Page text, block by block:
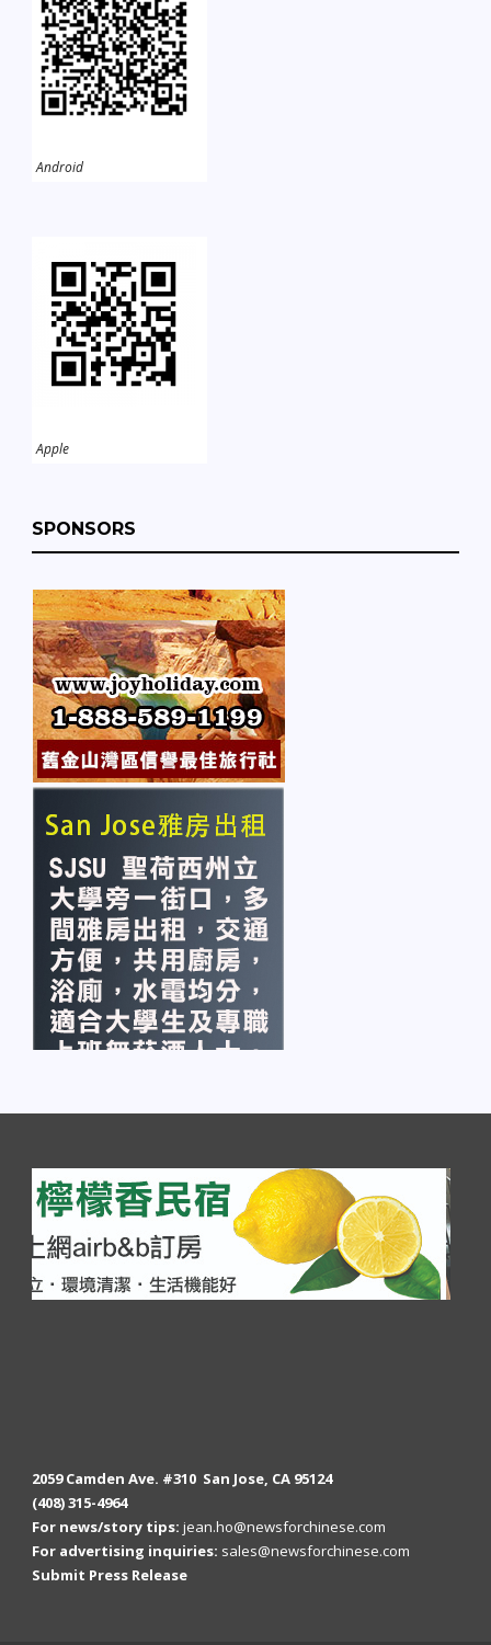
Android
Apple
SPONSORS
2059 Camden Ave. #310 San Jose, CA 95124
(408) 315-4964
For news/story tips: jean.ho@newsforchinese.com
For advertising inquiries: sales@newsforchinese.com
Submit Press Release